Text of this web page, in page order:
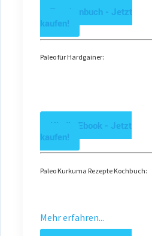
Taschenbuch - Jetzt
kaufen!
Paleo für Hardgainer:
Kindle Ebook - Jetzt
kaufen!
Paleo Kurkuma Rezepte Kochbuch:
Mehr erfahren...